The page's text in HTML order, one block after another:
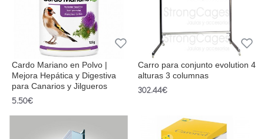
Cardo Mariano en Polvo |
Mejora Hepática y Digestiva
para Canarios y Jilgueros
5.50€
Carro para conjunto evolution 4
alturas 3 columnas
302.44€